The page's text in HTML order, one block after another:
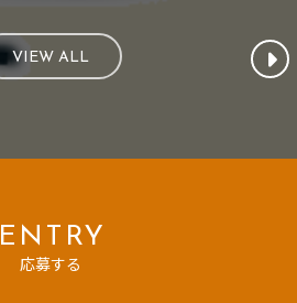
VIEW ALL
ENTRY
応募する